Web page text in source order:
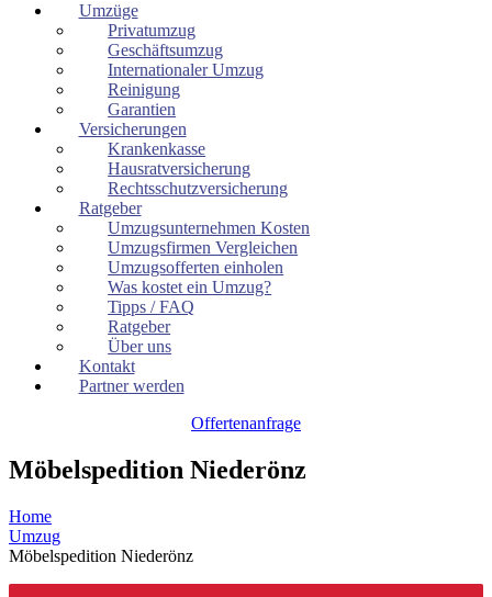
Umzüge
Privatumzug
Geschäftsumzug
Internationaler Umzug
Reinigung
Garantien
Versicherungen
Krankenkasse
Hausratversicherung
Rechtsschutzversicherung
Ratgeber
Umzugsunternehmen Kosten
Umzugsfirmen Vergleichen
Umzugsofferten einholen
Was kostet ein Umzug?
Tipps / FAQ
Ratgeber
Über uns
Kontakt
Partner werden
Offertenanfrage
Möbelspedition Niederönz
Home
Umzug
Möbelspedition Niederönz